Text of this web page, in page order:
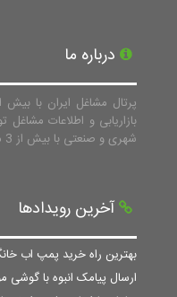
درباره ما
پرتال مشاغل ایران با
بازاریابی و اطلاعات
شهری و صنعتی با بیش از 3 میلیون اطلاعات جمع آوری نماید.
آخرین رویدادها
بهترین راه خرید پمپ اب
ارسال پیامک انبوه با گوشی